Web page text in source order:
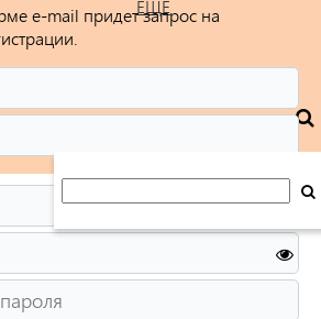
ЕЩЕ
Мужские /
e-mail придет запрос на